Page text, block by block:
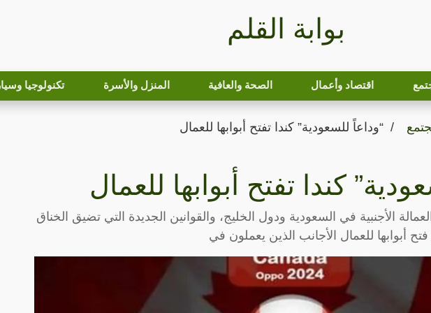
بوابة القلم
اقتصاد وأعمال الصحة والعافية المنزل والأسرة تكنولوجيا
“وداعاً للسعودية” كندا تفتح أبوابها للعمال
كندا تفتح أبوابها للعمال
الأجنبية في السعودية ودول الخليج، والقوانين الجديدة التي تضيق الخناق
أبوابها للعمال الأجانب الذين يعملون في